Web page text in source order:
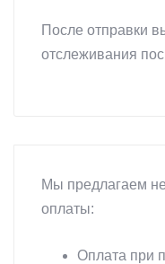
После отправки
отслеживания
Мы предлагаем
оплаты:
Оплата при